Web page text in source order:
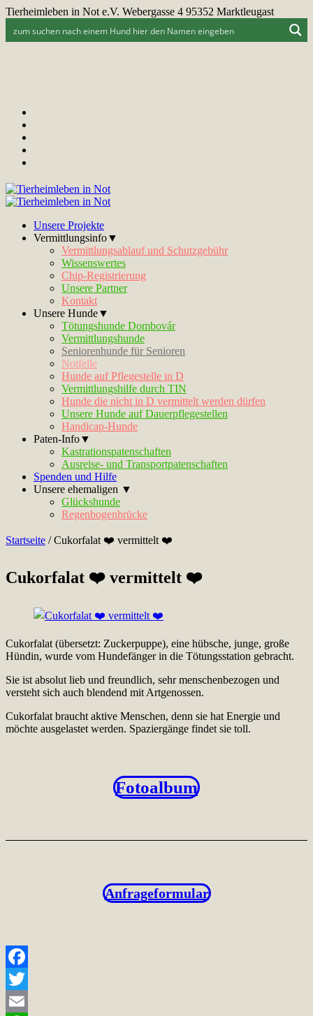
Tierheimleben in Not e.V. Webergasse 4 95352 Marktleugast
Unsere Projekte
Vermittlungsinfo▼
Vermittlungsablauf und Schutzgebühr
Wissenswertes
Chip-Registrierung
Unsere Partner
Kontakt
Unsere Hunde▼
Tötungshunde Dombovár
Vermittlungshunde
Seniorenhunde für Senioren
Notfelle
Hunde auf Pflegestelle in D
Vermittlungshilfe durch TIN
Hunde die nicht in D vermittelt werden dürfen
Unsere Hunde auf Dauerpflegestellen
Handicap-Hunde
Paten-Info▼
Kastrationspatenschaften
Ausreise- und Transportpatenschaften
Spenden und Hilfe
Unsere ehemaligen ▼
Glückshunde
Regenbogenbrücke
Startseite /Cukorfalat ❤️ vermittelt ❤️
Cukorfalat ❤️ vermittelt ❤️
Cukorfalat (übersetzt: Zuckerpuppe), eine hübsche, junge, große
Hündin, wurde vom Hundefänger in die Tötungsstation gebracht.
Sie ist absolut lieb und freundlich, sehr menschenbezogen und
versteht sich auch blendend mit Artgenossen.
Cukorfalat braucht aktive Menschen, denn sie hat Energie und
möchte ausgelastet werden. Spaziergänge findet sie toll.
Fotoalbum
Anfrageformular
Facebook
Twitter